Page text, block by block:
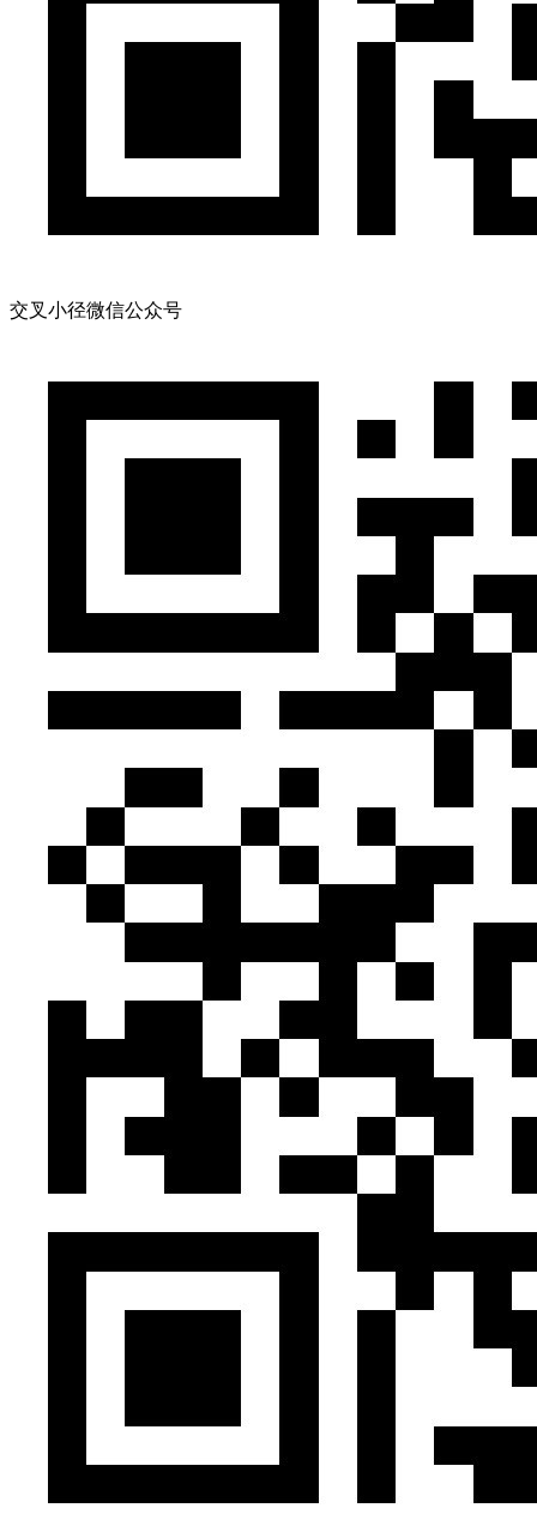
交叉小径微信公众号